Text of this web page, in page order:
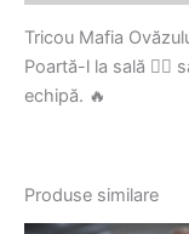
Tricou Mafia
Poartă-l la sală 🏋️‍♂️
echipă. 🔥
Produse similare